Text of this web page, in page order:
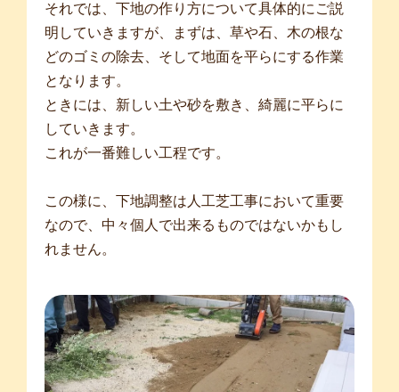
それでは、下地の作り方について具体的にご説
明していきますが、まずは、草や石、木の根な
どのゴミの除去、そして地面を平らにする作業
となります。
ときには、新しい土や砂を敷き、綺麗に平らに
していきます。
これが一番難しい工程です。
この様に、下地調整は人工芝工事において重要
なので、中々個人で出来るものではないかもし
れません。